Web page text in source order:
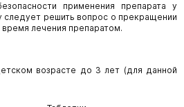
применения препарата у
решить вопрос о прекращении
лечения препаратом.
возрасте до 3 лет (для данной